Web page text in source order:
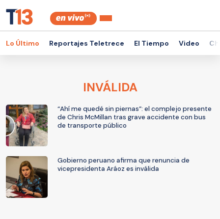
Lo Último Reportajes Teletrece El Tiempo Video
INVÁLIDA
“Ahí me quedé sin piernas”: el complejo presente
de Chris McMillan tras grave accidente con bus
de transporte público
Gobierno peruano afirma que renuncia de
vicepresidenta Aráoz es inválida